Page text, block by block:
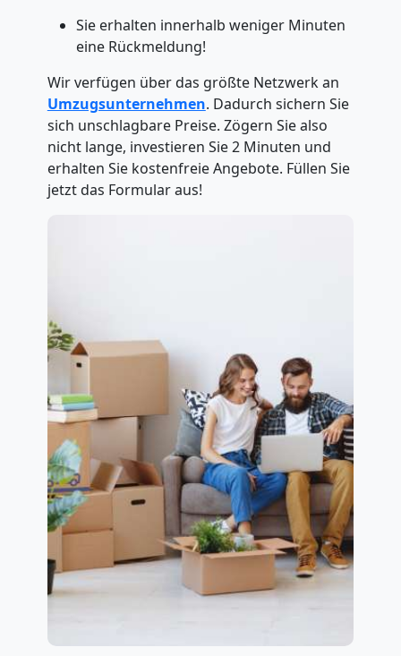
Sie erhalten innerhalb weniger Minuten
eine Rückmeldung!
Wir verfügen über das größte Netzwerk an
Umzugsunternehmen. Dadurch sichern Sie
sich unschlagbare Preise. Zögern Sie also
nicht lange, investieren Sie 2 Minuten und
erhalten Sie kostenfreie Angebote. Füllen Sie
jetzt das Formular aus!